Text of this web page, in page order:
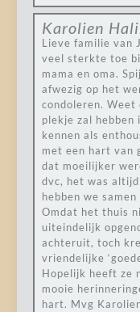
Karolien
Lieve familie van
veel sterkte toe
mama en oma.
afwezig op het
condoleren. Weet
plekje zal
kennen als
met een hart van
dat moeilijker
dvc, het was
hebben we
Omdat het thuis
uiteindelijk
achteruit, toch
vriendelijke
Hopelijk heeft ze
mooie
hart. Mvg